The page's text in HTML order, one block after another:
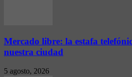
Mercado libre: la estafa
nuestra ciudad
5 agosto, 2026